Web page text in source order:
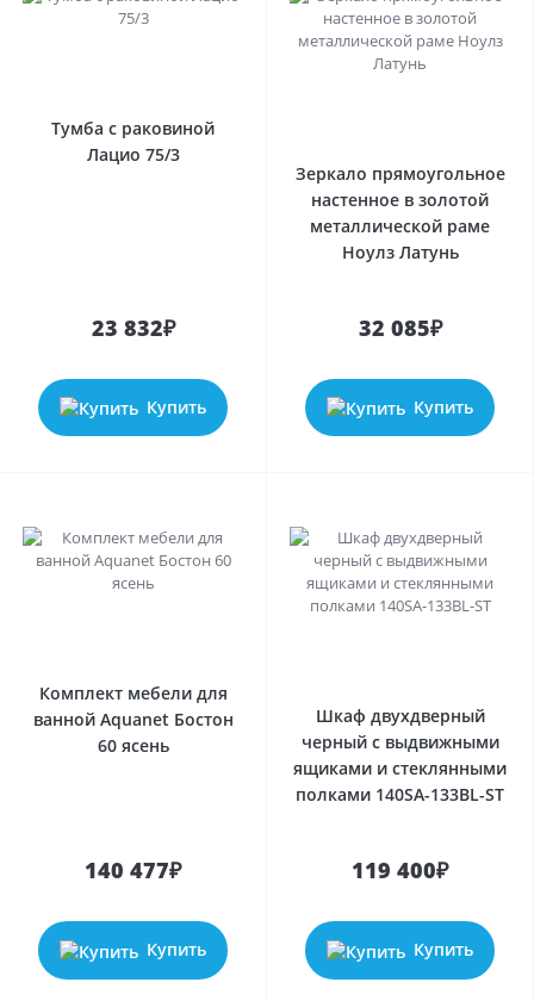
Тумба с раковиной
Лацио 75/3
23 832₽
Купить
Зеркало прямоугольное
настенное в золотой
металлической раме
Ноулз Латунь
32 085₽
Купить
Комплект мебели для
ванной Aquanet Бостон
60 ясень
140 477₽
Купить
Шкаф двухдверный
черный с выдвижными
ящиками и стеклянными
полками 140SA-133BL-ST
119 400₽
Купить